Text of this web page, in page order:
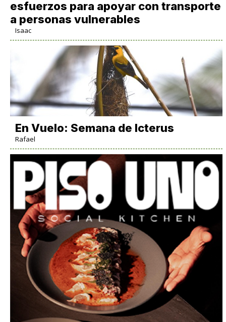
esfuerzos para apoyar con transporte
a personas vulnerables
Isaac
En Vuelo: Semana de Icterus
Rafael